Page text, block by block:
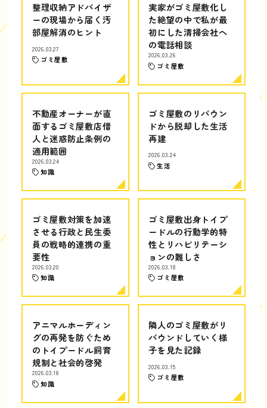
整理収納アドバイザ
ーの現場から届く汚
部屋解消のヒント
2026.03.27
ゴミ屋敷
実家がゴミ屋敷化し
た絶望の中で私が最
初にした清掃会社へ
の電話相談
2026.03.26
ゴミ屋敷
不動産オーナーが直
面するゴミ屋敷店借
人と迷惑防止条例の
適用範囲
2026.03.24
知識
ゴミ屋敷のリバウン
ドから脱却した生活
再建
2026.03.24
生活
ゴミ屋敷対策を加速
させる行政と民生委
員の戦略的連携の重
要性
2026.03.20
知識
ゴミ屋敷出身トイプ
ードルの行動学的特
性とリハビリテーシ
ョンの難しさ
2026.03.18
ゴミ屋敷
アニマルホーディン
グの再発を防ぐため
のトイプードル飼育
規制と社会的啓発
2026.03.18
知識
隣人のゴミ屋敷がリ
バウンドしていく様
子を見た記録
2026.03.15
ゴミ屋敷